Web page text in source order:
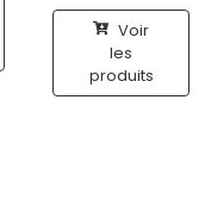
Voir
les
produits